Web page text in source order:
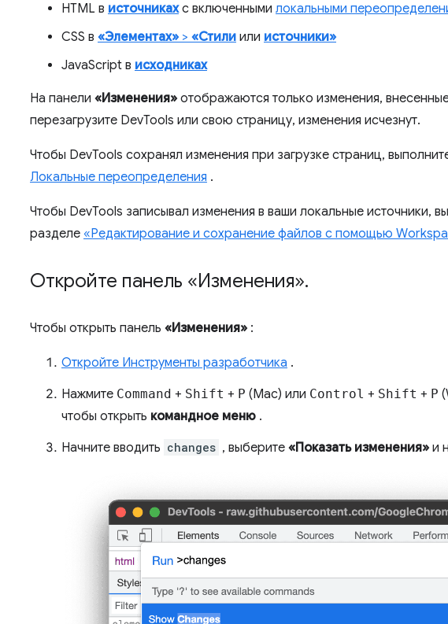
HTML в источникахс включенными локальными
CSS в «Элементах» > «Стили или источники»
JavaScript в исходниках
На панели «Изменения» отображаются только изменения,
перезагрузите DevTools или свою страницу, изменения исчезнут.
Чтобы DevTools сохранял изменения при загрузке страниц,
Локальные переопределения .
Чтобы DevTools записывал изменения в ваши локальные источники,
разделе «Редактирование и сохранение файлов с помощью
Откройте панель «Изменения».
Чтобы открыть панель «Изменения» :
Откройте Инструменты разработчика .
Нажмите Command + Shift + P (Mac) или Control + Shift + P
чтобы открыть командное меню .
Начните вводить changes , выберите «Показать изменения» и